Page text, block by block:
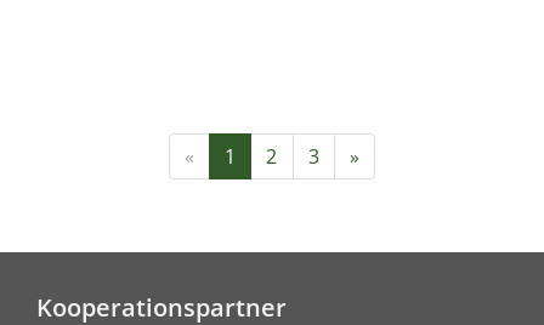
« 1 2 3 »
Kooperationspartner